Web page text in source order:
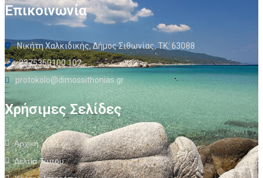
Επικοινωνία
Νικήτη Χαλκιδικής, Δήμος Σιθωνίας, ΤΚ: 63088
2375350100 102
protokolo@dimossithonias.gr
Χρήσιμες Σελίδες
Αρχική
Δελτία Τύπου